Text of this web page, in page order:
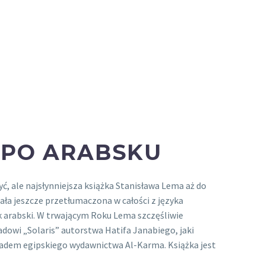
ARABSKU
ale najsłynniejsza książka Stanisława Lema aż do
jeszcze przetłumaczona w całości z języka
W trwającym Roku Lema szczęśliwie
„Solaris” autorstwa Hatifa Janabiego, jaki
egipskiego wydawnictwa Al-Karma. Książka jest